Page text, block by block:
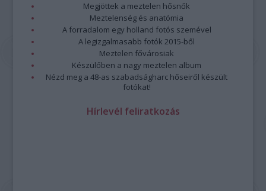
Megjöttek a meztelen hősnők
Meztelenség és anatómia
A forradalom egy holland fotós szemével
A legizgalmasabb fotók 2015-ből
Meztelen fővárosiak
Készülőben a nagy meztelen album
Nézd meg a 48-as szabadságharc hőseiről készült
fotókat!
Hírlevél feliratkozás